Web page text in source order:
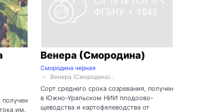
получен
им.
Венера (Смородина)
Смородина черная
Венера (Смородина)...
Сорт среднего срока созревания, получен
в Южно-Уральском НИИ плодоово-
щеводства и картофелеводства от